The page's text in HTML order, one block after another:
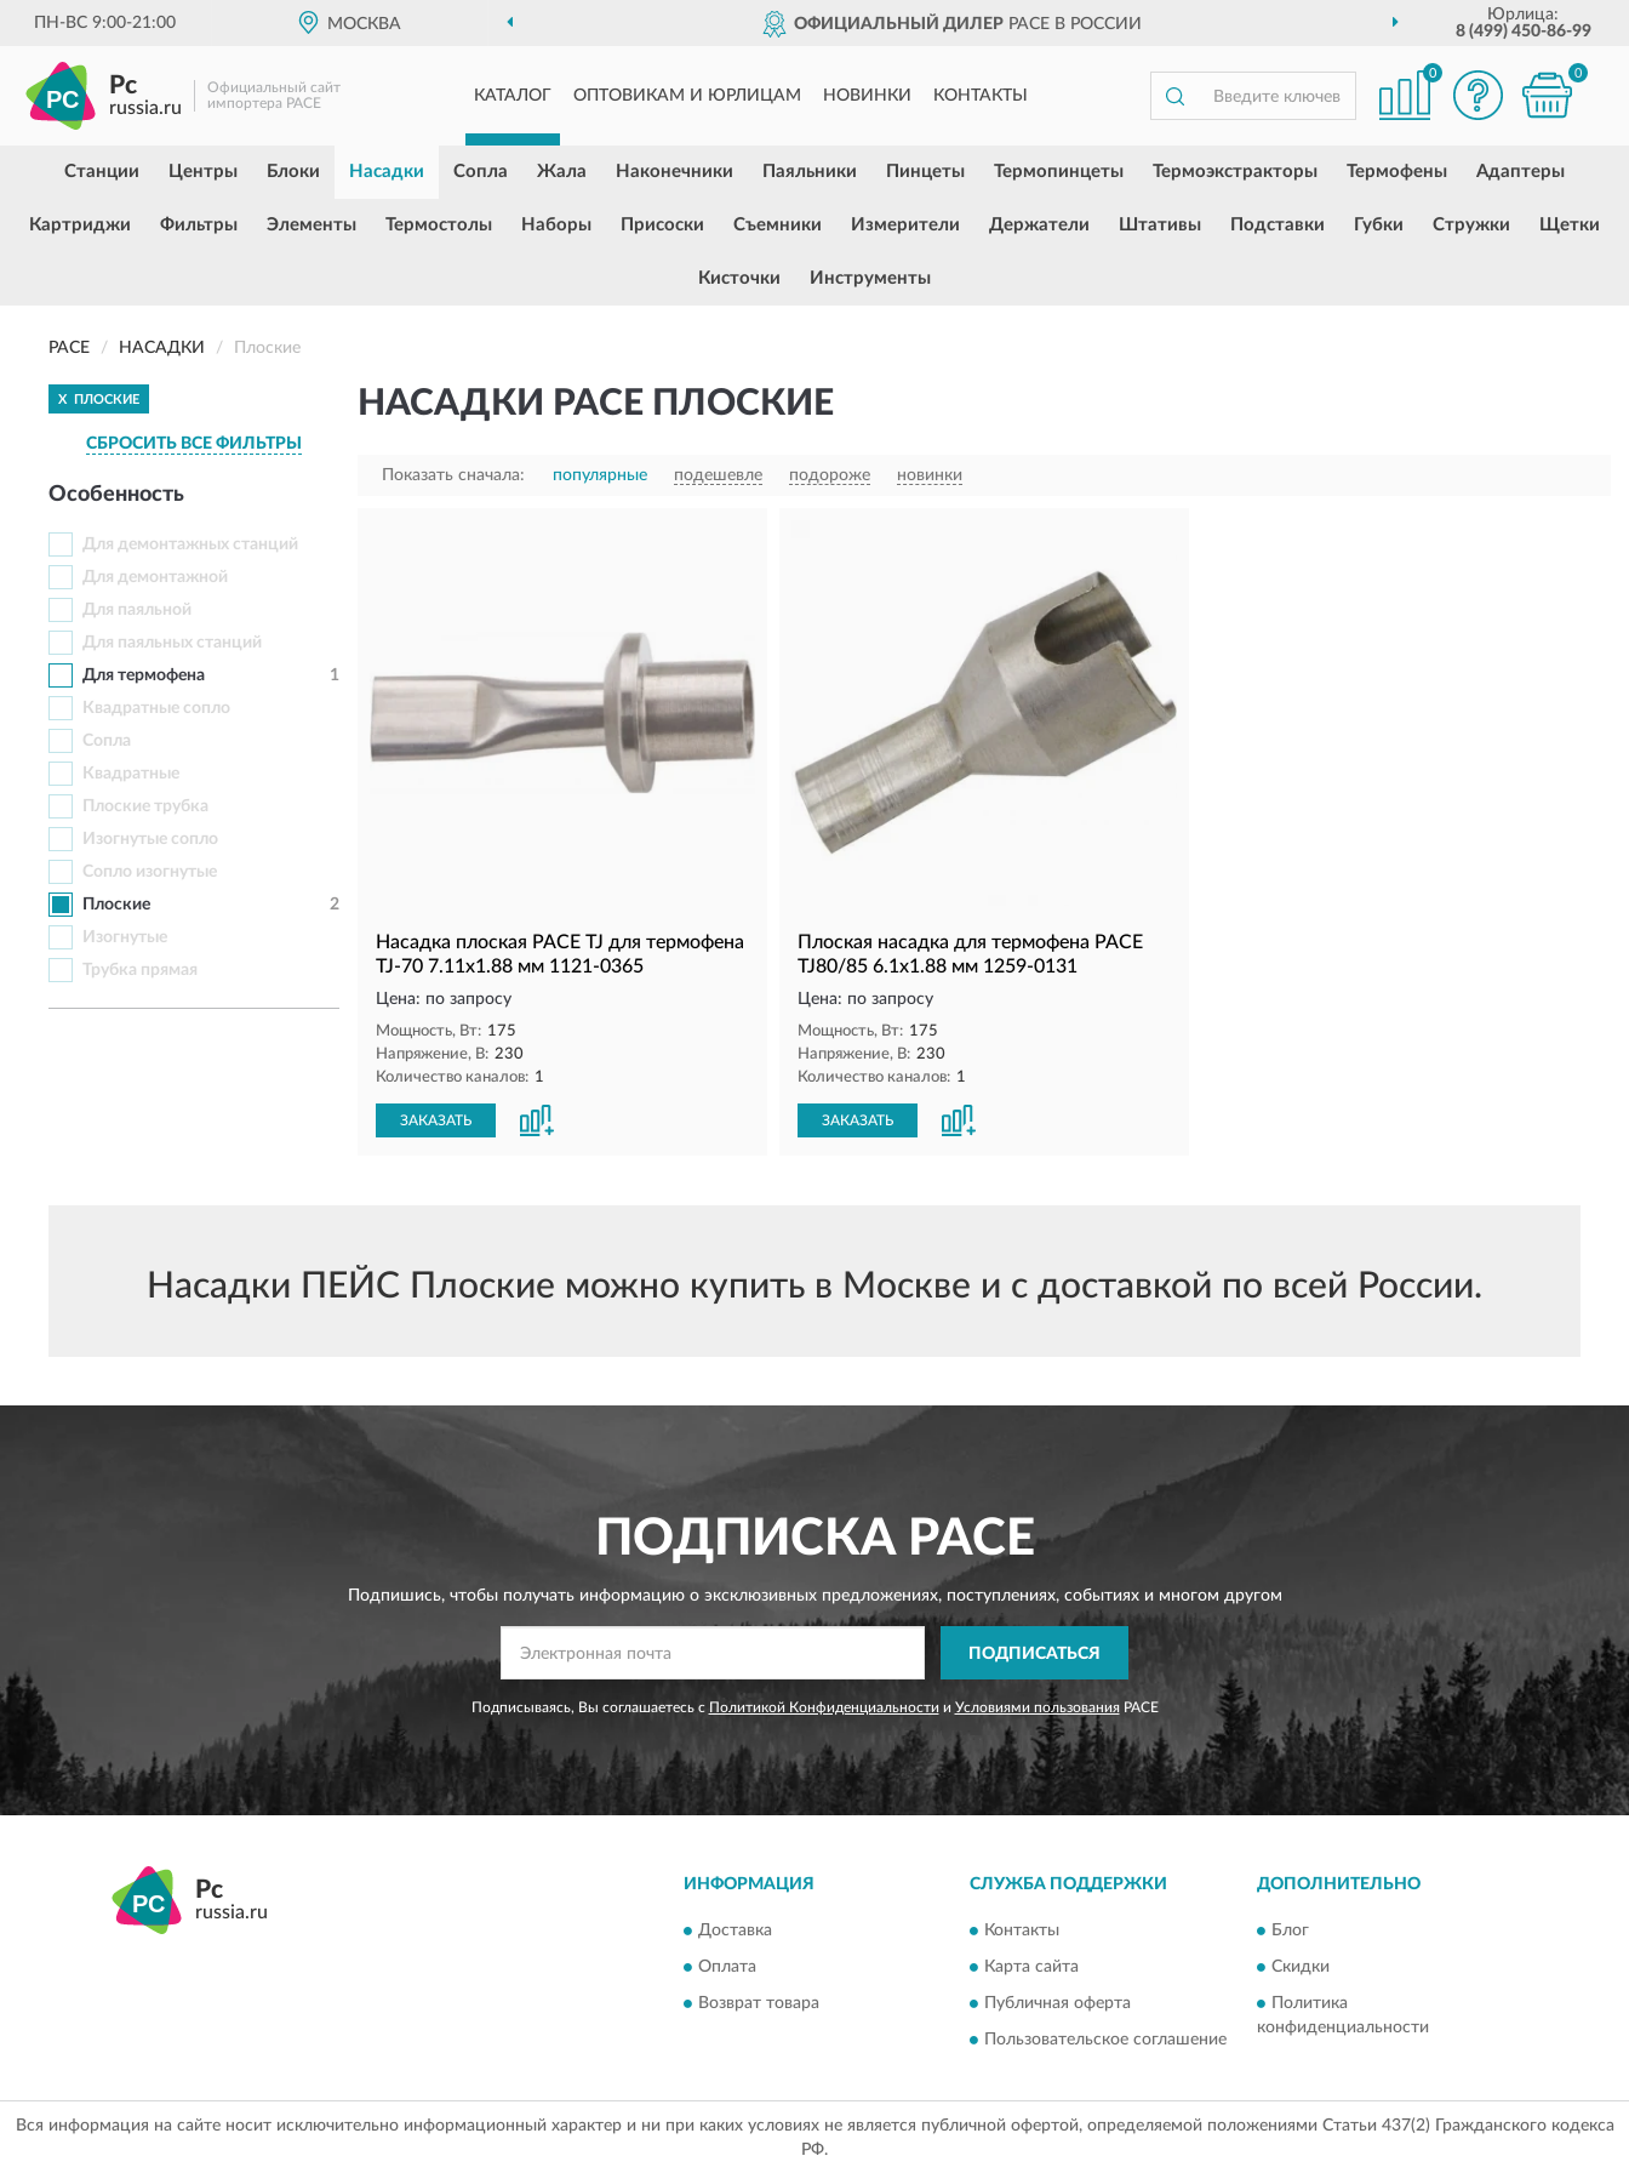
ПН-ВС 9:00-21:00 МОСКВА ОФИЦИАЛЬНЫЙ ДИЛЕР PACE В РОССИИ
Юрлица:
8 (499) 450-86-99
Pc
russia.ru
Официальный сайт
импортера PACE
КАТАЛОГ ОПТОВИКАМ И ЮРЛИЦАМ НОВИНКИ КОНТАКТЫ
0 0
Станции Центры Блоки Насадки Сопла Жала Наконечники Паяльники Пинцеты Термопинцеты Термоэкстракторы Термофены Адаптеры
Картриджи Фильтры Элементы Термостолы Наборы Присоски Съемники Измерители Держатели Штативы Подставки Губки Стружки Щетки
Кисточки Инструменты
PACE НАСАДКИ Плоские
X ПЛОСКИЕ
СБРОСИТЬ ВСЕ ФИЛЬТРЫ
Особенность
Для демонтажных станций
Для демонтажной
Для паяльной
Для паяльных станций
Для термофена
1
Квадратные сопло
Сопла
Квадратные
Плоские трубка
Изогнутые сопло
Сопло изогнутые
Плоские
2
Изогнутые
Трубка прямая
НАСАДКИ PACE ПЛОСКИЕ
Показать сначала: популярные подешевле подороже новинки
Насадка плоская PACE TJ для термофена
TJ-70 7.11x1.88 мм 1121-0365
Цена: по запросу
Мощность, Вт: 175
Напряжение, В: 230
Количество каналов: 1
ЗАКАЗАТЬ
Плоская насадка для термофена PACE
TJ80/85 6.1x1.88 мм 1259-0131
Цена: по запросу
Мощность, Вт: 175
Напряжение, В: 230
Количество каналов: 1
ЗАКАЗАТЬ
Насадки ПЕЙС Плоские можно купить в Москве и с доставкой по всей России.
ПОДПИСКАPACE
Подпишись, чтобы получать информацию о эксклюзивных предложениях,поступлениях, событиях и многом другом
ПОДПИСАТЬСЯ
Подписываясь, Вы соглашаетесь с Политикой Конфиденциальности и Условиями пользованияPACE
Pc
russia.ru
ИНФОРМАЦИЯ
Доставка
Оплата
Возврат товара
СЛУЖБА ПОДДЕРЖКИ
Контакты
Карта сайта
Публичная оферта
Пользовательское соглашение
ДОПОЛНИТЕЛЬНО
Блог
Скидки
Политика
конфиденциальности
Вся информация на сайте носит исключительно информационный характер и ни при каких условиях не является публичной офертой, определяемой положениями Статьи 437(2) Гражданского кодекса
РФ.